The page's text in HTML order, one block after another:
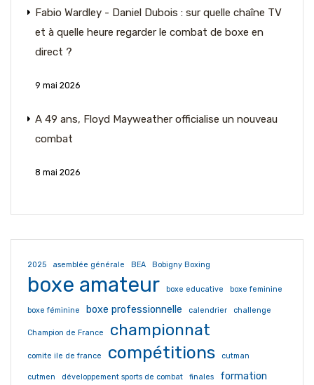
Fabio Wardley - Daniel Dubois : sur quelle chaîne TV
et à quelle heure regarder le combat de boxe en
direct ?
9 mai 2026
A 49 ans, Floyd Mayweather officialise un nouveau
combat
8 mai 2026
2025 asemblée générale BEA Bobigny Boxing
boxe amateur boxe educative boxe feminine
boxe féminine boxe professionnelle calendrier challenge
Champion de France championnat
comite ile de france compétitions cutman
cutmen développement sports de combat finales formation